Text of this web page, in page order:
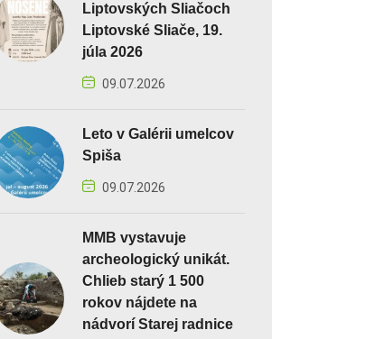
Liptovských Sliačoch
Liptovské Sliače, 19.
júla 2026
09.07.2026
Leto v Galérii umelcov
Spiša
09.07.2026
MMB vystavuje
archeologický unikát.
Chlieb starý 1 500
rokov nájdete na
nádvorí Starej radnice